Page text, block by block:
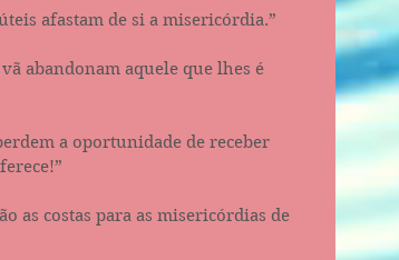
afastam de si a misericórdia.”
abandonam aquele que lhes é
a oportunidade de receber
as costas para as misericórdias de